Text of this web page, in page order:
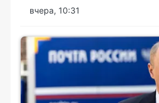
вчера, 10:31